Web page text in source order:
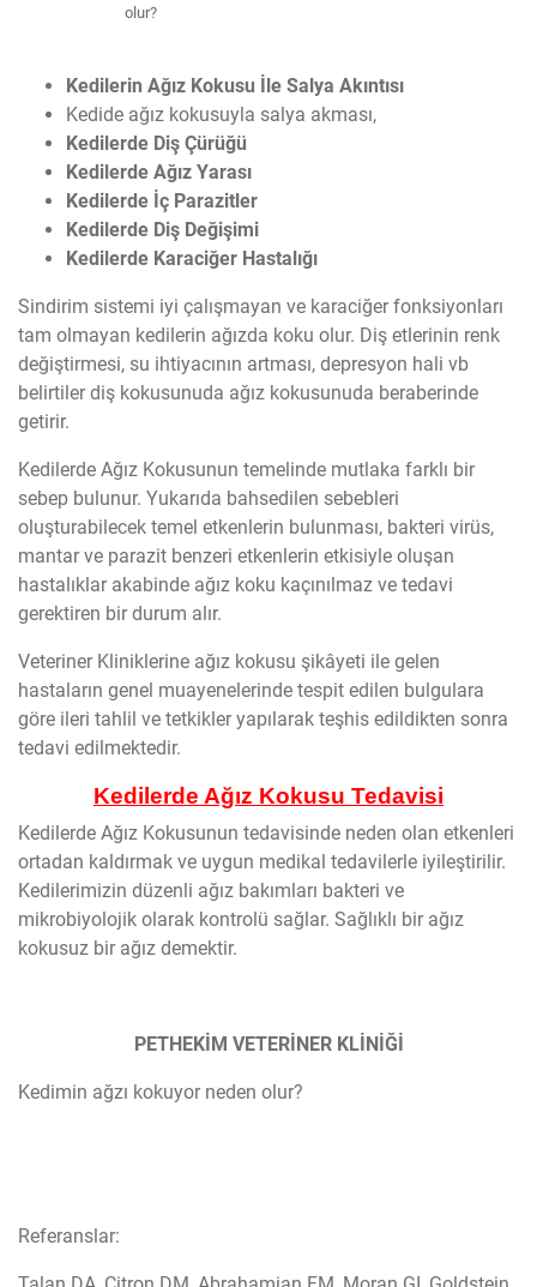
olur?
Kedilerin Ağız Kokusu İle Salya Akıntısı
Kedide ağız kokusuyla salya akması,
Kedilerde Diş Çürüğü
Kedilerde Ağız Yarası
Kedilerde İç Parazitler
Kedilerde Diş Değişimi
Kedilerde Karaciğer Hastalığı
Sindirim sistemi iyi çalışmayan ve karaciğer fonksiyonları
tam olmayan kedilerin ağızda koku olur. Diş etlerinin renk
değiştirmesi, su ihtiyacının artması, depresyon hali vb
belirtiler diş kokusunuda ağız kokusunuda beraberinde
getirir.
Kedilerde Ağız Kokusunun temelinde mutlaka farklı bir
sebep bulunur. Yukarıda bahsedilen sebebleri
oluşturabilecek temel etkenlerin bulunması, bakteri virüs,
mantar ve parazit benzeri etkenlerin etkisiyle oluşan
hastalıklar akabinde ağız koku kaçınılmaz ve tedavi
gerektiren bir durum alır.
Veteriner Kliniklerine ağız kokusu şikâyeti ile gelen
hastaların genel muayenelerinde tespit edilen bulgulara
göre ileri tahlil ve tetkikler yapılarak teşhis edildikten sonra
tedavi edilmektedir.
Kedilerde Ağız Kokusu Tedavisi
Kedilerde Ağız Kokusunun tedavisinde neden olan etkenleri
ortadan kaldırmak ve uygun medikal tedavilerle iyileştirilir.
Kedilerimizin düzenli ağız bakımları bakteri ve
mikrobiyolojik olarak kontrolü sağlar. Sağlıklı bir ağız
kokusuz bir ağız demektir.
PETHEKİM VETERİNER KLİNİĞİ
Kedimin ağzı kokuyor neden olur?
Referanslar: